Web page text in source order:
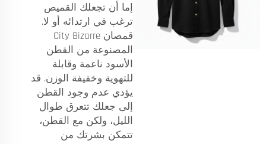
إما أن تجعلك القميص
ترغب في ارتدائه أو لا.
قمصان City Bizarre
المصنوعة من القطن
الأسود ناعمة وقابلة
للتهوية وخفيفة الوزن. قد
يؤدي عدم وجود القطن
إلى جعلك تتعرق طوال
الليل، ولكن مع القطن،
تتمكن بشرتك من